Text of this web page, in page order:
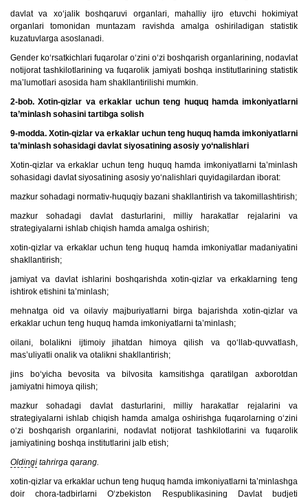
davlat va xo‘jalik boshqaruvi organlari, mahalliy ijro etuvchi hokimiyat
organlari tomonidan muntazam ravishda amalga oshiriladigan statistik
kuzatuvlarga asoslanadi.
Gender ko‘rsatkichlari fuqarolar o‘zini o‘zi boshqarish organlarining, nodavlat
notijorat tashkilotlarining va fuqarolik jamiyati boshqa institutlarining statistik
ma’lumotlari asosida ham shakllantirilishi mumkin.
2-bob. Xotin-qizlar va erkaklar uchun teng huquq hamda imkoniyatlarni
ta’minlash sohasini tartibga solish
9-modda. Xotin-qizlar va erkaklar uchun teng huquq hamda imkoniyatlarni
ta’minlash sohasidagi davlat siyosatining asosiy yo‘nalishlari
Xotin-qizlar va erkaklar uchun teng huquq hamda imkoniyatlarni ta’minlash
sohasidagi davlat siyosatining asosiy yo‘nalishlari quyidagilardan iborat:
mazkur sohadagi normativ-huquqiy bazani shakllantirish va takomillashtirish;
mazkur sohadagi davlat dasturlarini, milliy harakatlar rejalarini va
strategiyalarni ishlab chiqish hamda amalga oshirish;
xotin-qizlar va erkaklar uchun teng huquq hamda imkoniyatlar madaniyatini
shakllantirish;
jamiyat va davlat ishlarini boshqarishda xotin-qizlar va erkaklarning teng
ishtirok etishini ta’minlash;
mehnatga oid va oilaviy majburiyatlarni birga bajarishda xotin-qizlar va
erkaklar uchun teng huquq hamda imkoniyatlarni ta’minlash;
oilani, bolalikni ijtimoiy jihatdan himoya qilish va qo‘llab-quvvatlash,
mas’uliyatli onalik va otalikni shakllantirish;
jins bo‘yicha bevosita va bilvosita kamsitishga qaratilgan axborotdan
jamiyatni himoya qilish;
mazkur sohadagi davlat dasturlarini, milliy harakatlar rejalarini va
strategiyalarni ishlab chiqish hamda amalga oshirishga fuqarolarning o‘zini
o‘zi boshqarish organlarini, nodavlat notijorat tashkilotlarini va fuqarolik
jamiyatining boshqa institutlarini jalb etish;
Oldingi tahrirga qarang.
xotin-qizlar va erkaklar uchun teng huquq hamda imkoniyatlarni ta’minlashga
doir chora-tadbirlarni O‘zbekiston Respublikasining Davlat budjeti